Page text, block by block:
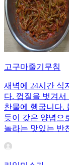
고구마줄기무침
새벽에 24시간 식
다. 껍질을 벗겨
찬물에 헹굽니다.
듯이 갖은 양념으
놀라는 맛있는 반